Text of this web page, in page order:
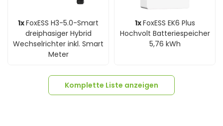
1xFoxESS H3-5.0-Smart
dreiphasiger Hybrid
Wechselrichter inkl. Smart
Meter
1xFoxESS EK6 Plus
Hochvolt Batteriespeicher
5,76 kWh
Komplette Liste anzeigen